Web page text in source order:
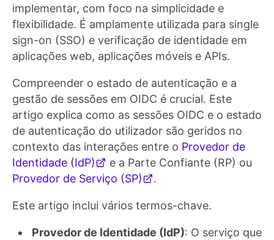
implementar, com foco na simplicidade e
flexibilidade. É amplamente utilizada para single
sign-on (SSO) e verificação de identidade em
aplicações web, aplicações móveis e APIs.
Compreender o estado de autenticação e a
gestão de sessões em OIDC é crucial. Este
artigo explica como as sessões OIDC e o estado
de autenticação do utilizador são geridos no
contexto das interações entre o Provedor de
Identidade (IdP)
e a Parte Confiante (RP) ou
Provedor de Serviço (SP)
.
Este artigo inclui vários termos-chave.
Provedor de Identidade (IdP): O serviço que